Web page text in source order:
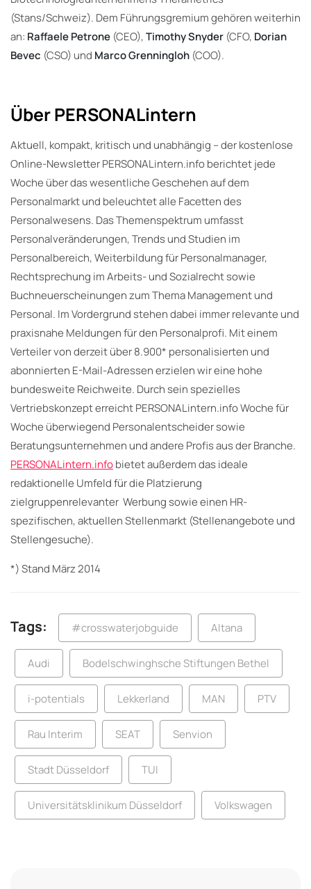
(Stans/Schweiz). Dem Führungsgremium gehören weiterhin
an: Raffaele Petrone (CEO),Timothy Snyder (CFO, Dorian
Bevec (CSO) und Marco Grenningloh (COO).
Über PERSONALintern
Aktuell, kompakt, kritisch und unabhängig – der kostenlose
Online-Newsletter PERSONALintern.info berichtet jede
Woche über das wesentliche Geschehen auf dem
Personalmarkt und beleuchtet alle Facetten des
Personalwesens. Das Themenspektrum umfasst
Personalveränderungen, Trends und Studien im
Personalbereich, Weiterbildung für Personalmanager,
Rechtsprechung im Arbeits- und Sozialrecht sowie
Buchneuerscheinungen zum Thema Management und
Personal. Im Vordergrund stehen dabei immer relevante und
praxisnahe Meldungen für den Personalprofi. Mit einem
Verteiler von derzeit über 8.900* personalisierten und
abonnierten E-Mail-Adressen erzielen wir eine hohe
bundesweite Reichweite. Durch sein spezielles
Vertriebskonzept erreicht PERSONALintern.info Woche für
Woche überwiegend Personalentscheider sowie
Beratungsunternehmen und andere Profis aus der Branche.
PERSONALintern.infobietet außerdem das ideale
redaktionelle Umfeld für die Platzierung
zielgruppenrelevanter Werbung sowie einen HR-
spezifischen, aktuellen Stellenmarkt (Stellenangebote und
Stellengesuche).
*) Stand März 2014
Tags: #crosswaterjobguide Altana
Audi Bodelschwinghsche Stiftungen Bethel
i-potentials Lekkerland MAN PTV
Rau Interim SEAT Senvion
Stadt Düsseldorf TUI
Universitätsklinikum Düsseldorf Volkswagen